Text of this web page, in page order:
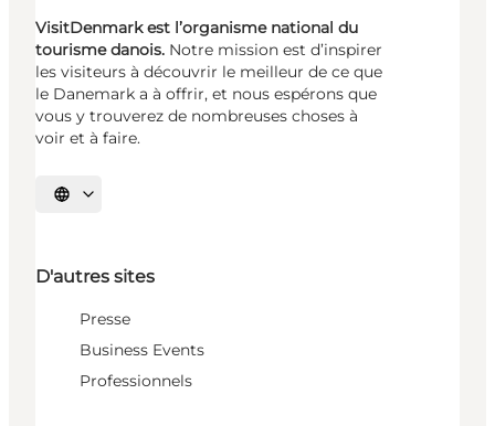
VisitDenmark est l’organisme national du
tourisme danois. Notre mission est d’inspirer
les visiteurs à découvrir le meilleur de ce que
le Danemark a à offrir, et nous espérons que
vous y trouverez de nombreuses choses à
voir et à faire.
Choisissez la langue
D'autres sites
Presse
Business Events
Professionnels